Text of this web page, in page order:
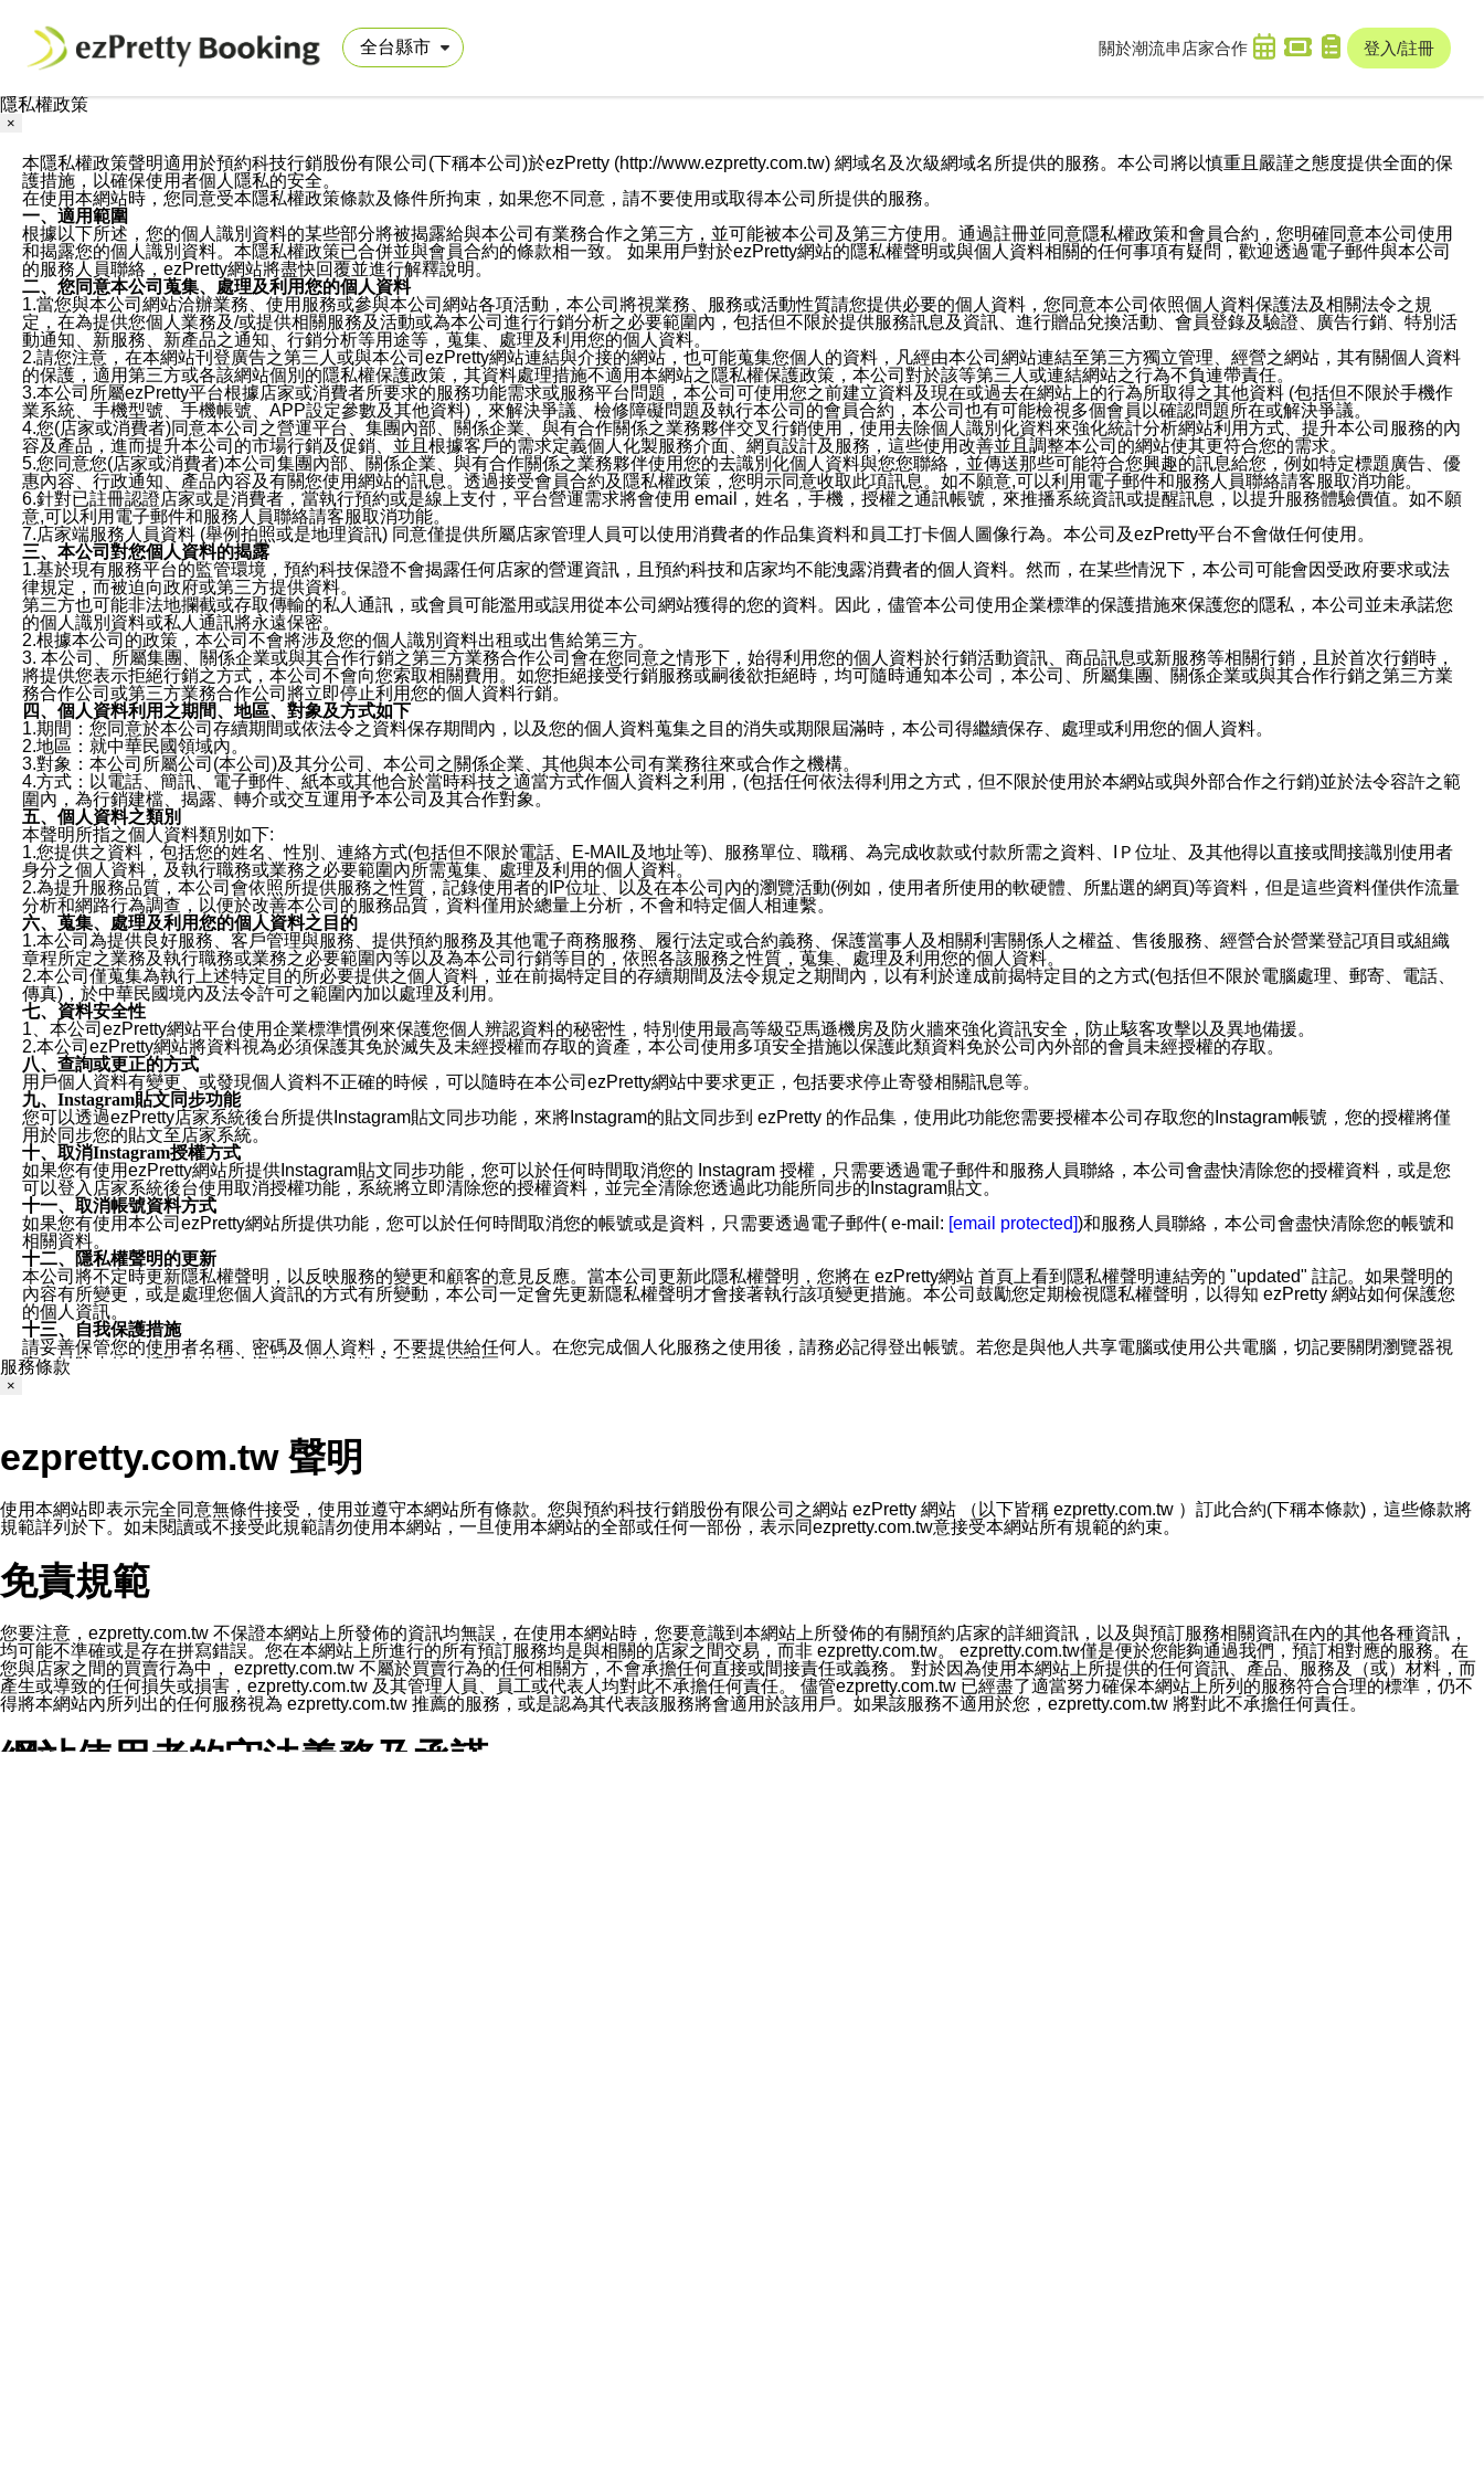
關於潮流串 店家合作 登入/註冊
隱私權政策
×
本隱私權政策聲明適用於預約科技行銷股份有限公司(下稱本公司)於ezPretty (http://www.ezpretty.com.tw) 網域名及次級網域名所提供的服務。本公司將以慎重且嚴謹之態度提供全面的保
護措施，以確保使用者個人隱私的安全。
在使用本網站時，您同意受本隱私權政策條款及條件所拘束，如果您不同意，請不要使用或取得本公司所提供的服務。
一、適用範圍
根據以下所述，您的個人識別資料的某些部分將被揭露給與本公司有業務合作之第三方，並可能被本公司及第三方使用。通過註冊並同意隱私權政策和會員合約，您明確同意本公司使用
和揭露您的個人識別資料。本隱私權政策已合併並與會員合約的條款相一致。 如果用戶對於ezPretty網站的隱私權聲明或與個人資料相關的任何事項有疑問，歡迎透過電子郵件與本公司
的服務人員聯絡，ezPretty網站將盡快回覆並進行解釋說明。
二、您同意本公司蒐集、處理及利用您的個人資料
1.當您與本公司網站洽辦業務、使用服務或參與本公司網站各項活動，本公司將視業務、服務或活動性質請您提供必要的個人資料，您同意本公司依照個人資料保護法及相關法令之規
定，在為提供您個人業務及/或提供相關服務及活動或為本公司進行行銷分析之必要範圍內，包括但不限於提供服務訊息及資訊、進行贈品兌換活動、會員登錄及驗證、廣告行銷、特別活
動通知、新服務、新產品之通知、行銷分析等用途等，蒐集、處理及利用您的個人資料。
2.請您注意，在本網站刊登廣告之第三人或與本公司ezPretty網站連結與介接的網站，也可能蒐集您個人的資料，凡經由本公司網站連結至第三方獨立管理、經營之網站，其有關個人資料
的保護，適用第三方或各該網站個別的隱私權保護政策，其資料處理措施不適用本網站之隱私權保護政策，本公司對於該等第三人或連結網站之行為不負連帶責任。
3.本公司所屬ezPretty平台根據店家或消費者所要求的服務功能需求或服務平台問題，本公司可使用您之前建立資料及現在或過去在網站上的行為所取得之其他資料 (包括但不限於手機作
業系統、手機型號、手機帳號、APP設定參數及其他資料)，來解決爭議、檢修障礙問題及執行本公司的會員合約，本公司也有可能檢視多個會員以確認問題所在或解決爭議。
4.您(店家或消費者)同意本公司之營運平台、集團內部、關係企業、與有合作關係之業務夥伴交叉行銷使用，使用去除個人識別化資料來強化統計分析網站利用方式、提升本公司服務的內
容及產品，進而提升本公司的市場行銷及促銷、並且根據客戶的需求定義個人化製服務介面、網頁設計及服務，這些使用改善並且調整本公司的網站使其更符合您的需求。
5.您同意您(店家或消費者)本公司集團內部、關係企業、與有合作關係之業務夥伴使用您的去識別化個人資料與您您聯絡，並傳送那些可能符合您興趣的訊息給您，例如特定標題廣告、優
惠內容、行政通知、產品內容及有關您使用網站的訊息。透過接受會員合約及隱私權政策，您明示同意收取此項訊息。如不願意,可以利用電子郵件和服務人員聯絡請客服取消功能。
6.針對已註冊認證店家或是消費者，當執行預約或是線上支付，平台營運需求將會使用 email，姓名，手機，授權之通訊帳號，來推播系統資訊或提醒訊息，以提升服務體驗價值。如不願
意,可以利用電子郵件和服務人員聯絡請客服取消功能。
7.店家端服務人員資料 (舉例拍照或是地理資訊) 同意僅提供所屬店家管理人員可以使用消費者的作品集資料和員工打卡個人圖像行為。本公司及ezPretty平台不會做任何使用。
三、本公司對您個人資料的揭露
1.基於現有服務平台的監管環境，預約科技保證不會揭露任何店家的營運資訊，且預約科技和店家均不能洩露消費者的個人資料。然而，在某些情況下，本公司可能會因受政府要求或法
律規定，而被迫向政府或第三方提供資料。
第三方也可能非法地攔截或存取傳輸的私人通訊，或會員可能濫用或誤用從本公司網站獲得的您的資料。因此，儘管本公司使用企業標準的保護措施來保護您的隱私，本公司並未承諾您
的個人識別資料或私人通訊將永遠保密。
2.根據本公司的政策，本公司不會將涉及您的個人識別資料出租或出售給第三方。
3. 本公司、所屬集團、關係企業或與其合作行銷之第三方業務合作公司會在您同意之情形下，始得利用您的個人資料於行銷活動資訊、商品訊息或新服務等相關行銷，且於首次行銷時，
將提供您表示拒絕行銷之方式，本公司不會向您索取相關費用。如您拒絕接受行銷服務或嗣後欲拒絕時，均可隨時通知本公司，本公司、所屬集團、關係企業或與其合作行銷之第三方業
務合作公司或第三方業務合作公司將立即停止利用您的個人資料行銷。
四、個人資料利用之期間、地區、對象及方式如下
1.期間：您同意於本公司存續期間或依法令之資料保存期間內，以及您的個人資料蒐集之目的消失或期限屆滿時，本公司得繼續保存、處理或利用您的個人資料。
2.地區：就中華民國領域內。
3.對象：本公司所屬公司(本公司)及其分公司、本公司之關係企業、其他與本公司有業務往來或合作之機構。
4.方式：以電話、簡訊、電子郵件、紙本或其他合於當時科技之適當方式作個人資料之利用，(包括任何依法得利用之方式，但不限於使用於本網站或與外部合作之行銷)並於法令容許之範
圍內，為行銷建檔、揭露、轉介或交互運用予本公司及其合作對象。
五、個人資料之類別
本聲明所指之個人資料類別如下:
1.您提供之資料，包括您的姓名、性別、連絡方式(包括但不限於電話、E-MAIL及地址等)、服務單位、職稱、為完成收款或付款所需之資料、IＰ位址、及其他得以直接或間接識別使用者
身分之個人資料，及執行職務或業務之必要範圍內所需蒐集、處理及利用的個人資料。
2.為提升服務品質，本公司會依照所提供服務之性質，記錄使用者的IP位址、以及在本公司內的瀏覽活動(例如，使用者所使用的軟硬體、所點選的網頁)等資料，但是這些資料僅供作流量
分析和網路行為調查，以便於改善本公司的服務品質，資料僅用於總量上分析，不會和特定個人相連繫。
六、蒐集、處理及利用您的個人資料之目的
1.本公司為提供良好服務、客戶管理與服務、提供預約服務及其他電子商務服務、履行法定或合約義務、保護當事人及相關利害關係人之權益、售後服務、經營合於營業登記項目或組織
章程所定之業務及執行職務或業務之必要範圍內等以及為本公司行銷等目的，依照各該服務之性質，蒐集、處理及利用您的個人資料。
2.本公司僅蒐集為執行上述特定目的所必要提供之個人資料，並在前揭特定目的存續期間及法令規定之期間內，以有利於達成前揭特定目的之方式(包括但不限於電腦處理、郵寄、電話、
傳真)，於中華民國境內及法令許可之範圍內加以處理及利用。
七、資料安全性
1、本公司ezPretty網站平台使用企業標準慣例來保護您個人辨認資料的秘密性，特別使用最高等級亞馬遜機房及防火牆來強化資訊安全，防止駭客攻擊以及異地備援。
2.本公司ezPretty網站將資料視為必須保護其免於滅失及未經授權而存取的資產，本公司使用多項安全措施以保護此類資料免於公司內外部的會員未經授權的存取。
八、查詢或更正的方式
用戶個人資料有變更、或發現個人資料不正確的時候，可以隨時在本公司ezPretty網站中要求更正，包括要求停止寄發相關訊息等。
九、Instagram貼文同步功能
您可以透過ezPretty店家系統後台所提供Instagram貼文同步功能，來將Instagram的貼文同步到 ezPretty 的作品集，使用此功能您需要授權本公司存取您的Instagram帳號，您的授權將僅
用於同步您的貼文至店家系統。
十、取消Instagram授權方式
如果您有使用ezPretty網站所提供Instagram貼文同步功能，您可以於任何時間取消您的 Instagram 授權，只需要透過電子郵件和服務人員聯絡，本公司會盡快清除您的授權資料，或是您
可以登入店家系統後台使用取消授權功能，系統將立即清除您的授權資料，並完全清除您透過此功能所同步的Instagram貼文。
十一、取消帳號資料方式
如果您有使用本公司ezPretty網站所提供功能，您可以於任何時間取消您的帳號或是資料，只需要透過電子郵件( e-mail: [email protected])和服務人員聯絡，本公司會盡快清除您的帳號和
相關資料。
十二、隱私權聲明的更新
本公司將不定時更新隱私權聲明，以反映服務的變更和顧客的意見反應。當本公司更新此隱私權聲明，您將在 ezPretty網站 首頁上看到隱私權聲明連結旁的 "updated" 註記。如果聲明的
內容有所變更，或是處理您個人資訊的方式有所變動，本公司一定會先更新隱私權聲明才會接著執行該項變更措施。本公司鼓勵您定期檢視隱私權聲明，以得知 ezPretty 網站如何保護您
的個人資訊。
十三、自我保護措施
請妥善保管您的使用者名稱、密碼及個人資料，不要提供給任何人。在您完成個人化服務之使用後，請務必記得登出帳號。若您是與他人共享電腦或使用公共電腦，切記要關閉瀏覽器視
窗，以防止他人讀取您的個人資料、信件或進入所機關管理區。
本公司/本服務將以通知型訊息傳送重要訊息給您。即使未加入本公司/本服務好友，您仍可接收到通知型訊息。
本公司/本服務傳送之通知型訊息以對您有效且重要的訊息為限，以廣告或其他目的的訊息皆不會被傳送。滿足以下三個條件者，將可收到通知型訊息。
2.該 LINE 帳號已在 LINE APP 設定中，同意接收通知型訊息。
3.LINE 帳號未封鎖傳送訊息之 LINE 官方帳號。
欲變更通知型訊息的設定，操作如下：
1.點選「主頁」＞「設定」
2.點選「隱私設定」
3.點選「提供使用資料」
5.開關「接收LINE通知型訊息」
❗️關閉「接收通知型訊息」後，將不會接收到來自任何企業官方帳號或認證官方帳號的通知型訊息。
服務條款
×
ezpretty.com.tw 聲明
使用本網站即表示完全同意無條件接受，使用並遵守本網站所有條款。您與預約科技行銷股份有限公司之網站 ezPretty 網站 （以下皆稱 ezpretty.com.tw ）訂此合約(下稱本條款)，這些條款將
規範詳列於下。如未閱讀或不接受此規範請勿使用本網站，一旦使用本網站的全部或任何一部份，表示同ezpretty.com.tw意接受本網站所有規範的約束。
免責規範
您要注意，ezpretty.com.tw 不保證本網站上所發佈的資訊均無誤，在使用本網站時，您要意識到本網站上所發佈的有關預約店家的詳細資訊，以及與預訂服務相關資訊在內的其他各種資訊，
均可能不準確或是存在拼寫錯誤。您在本網站上所進行的所有預訂服務均是與相關的店家之間交易，而非 ezpretty.com.tw。 ezpretty.com.tw僅是便於您能夠通過我們，預訂相對應的服務。在
您與店家之間的買賣行為中， ezpretty.com.tw 不屬於買賣行為的任何相關方，不會承擔任何直接或間接責任或義務。 對於因為使用本網站上所提供的任何資訊、產品、服務及（或）材料，而
產生或導致的任何損失或損害，ezpretty.com.tw 及其管理人員、員工或代表人均對此不承擔任何責任。 儘管ezpretty.com.tw 已經盡了適當努力確保本網站上所列的服務符合合理的標準，仍不
得將本網站內所列出的任何服務視為 ezpretty.com.tw 推薦的服務，或是認為其代表該服務將會適用於該用戶。如果該服務不適用於您，ezpretty.com.tw 將對此不承擔任何責任。
網站使用者的守法義務及承諾